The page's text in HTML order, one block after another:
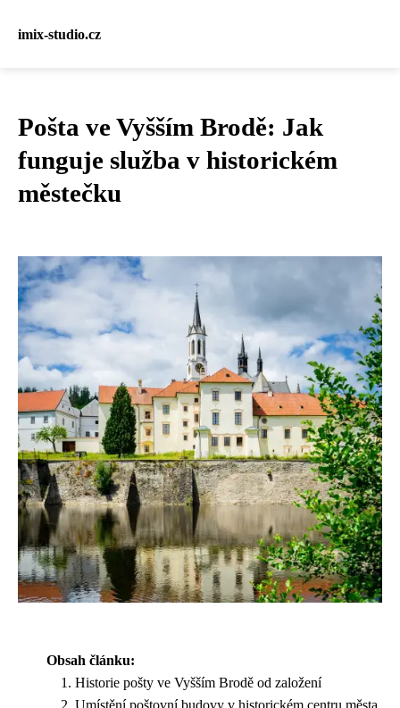
imix-studio.cz
Pošta ve Vyšším Brodě: Jak
funguje služba v historickém
městečku
Obsah článku:
Historie pošty ve Vyšším Brodě od založení
Umístění poštovní budovy v historickém centru města